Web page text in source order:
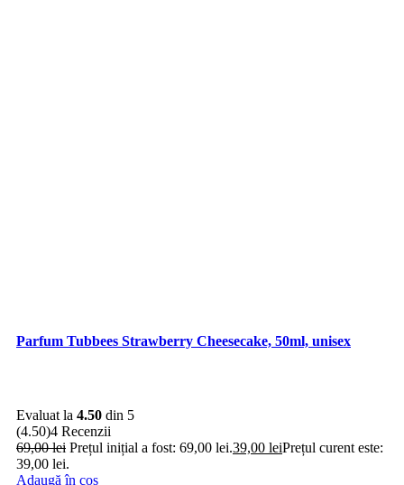
Parfum Tubbees Strawberry Cheesecake, 50ml, unisex
Evaluat la 4.50 din 5
(4.50)4 Recenzii
69,00lei Prețul inițial a fost: 69,00 lei.39,00 leiPrețul curent este:
39,00 lei.
Adaugă în coș